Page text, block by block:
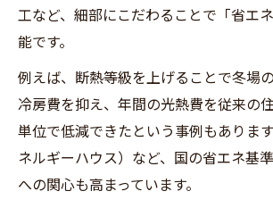
工など、細部にこだわることで「省エ
能です。
例えば、断熱等級を上げることで冬場
冷房費を抑え、年間の光熱費を従来の
単位で低減できたという事例もありま
ネルギーハウス）など、国の省エネ基
への関心も高まっています。